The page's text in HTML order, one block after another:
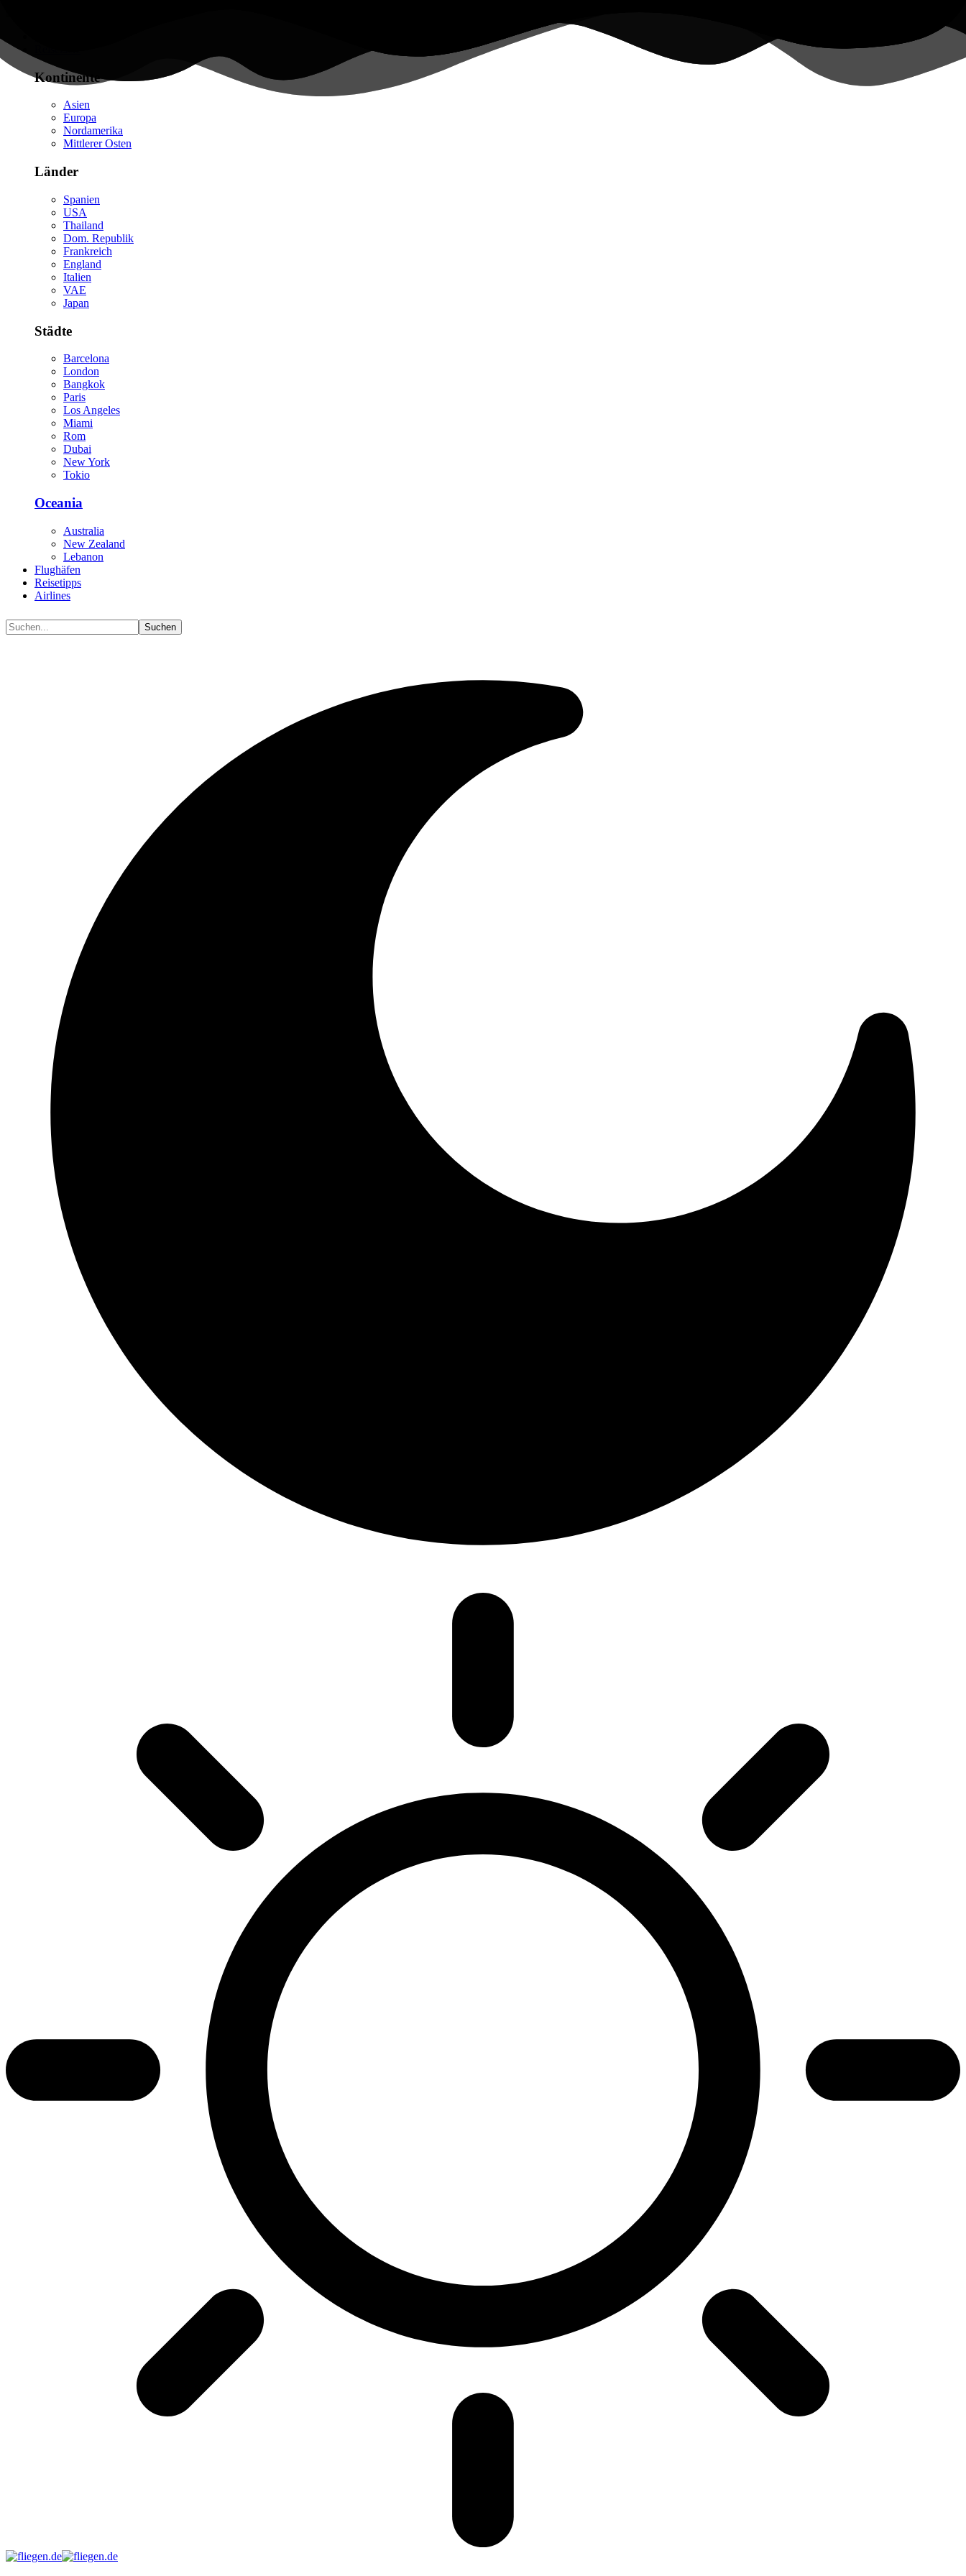
Kontinente
Asien
Europa
Nordamerika
Mittlerer Osten
Länder
Spanien
USA
Thailand
Dom. Republik
Frankreich
England
Italien
VAE
Japan
Städte
Barcelona
London
Bangkok
Paris
Los Angeles
Miami
Rom
Dubai
New York
Tokio
Oceania
Australia
New Zealand
Lebanon
Flughäfen
Reisetipps
Airlines